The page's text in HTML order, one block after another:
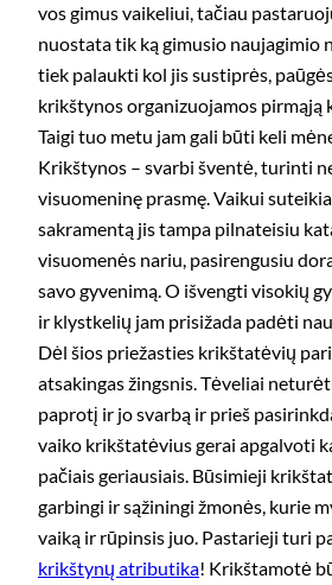
vos gimus vaikeliui, tačiau
nuostata tik ką gimusio naujagimio
tiek palaukti kol jis sustiprės,
krikštynos organizuojamos pirmąją
Taigi tuo metu jam gali būti keli
Krikštynos – svarbi šventė, turinti
visuomeninę prasmę. Vaikui
sakramentą jis tampa pilnateisiu
visuomenės nariu, pasirengusiu
savo gyvenimą. O išvengti visokių
ir klystkelių jam prisižada padėti
Dėl šios priežasties krikštatėvių
atsakingas žingsnis. Tėveliai
paprotį ir jo svarbą ir prieš
vaiko krikštatėvius gerai apgalvoti
pačiais geriausiais. Būsimieji
garbingi ir sąžiningi žmonės, kurie
vaiką ir rūpinsis juo. Pastarieji turi
krikštynų atributika! Krikštamotė